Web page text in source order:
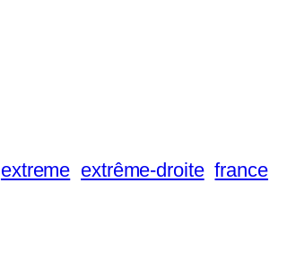
extreme extrême-droite france